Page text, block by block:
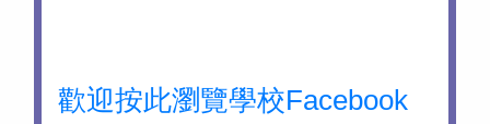
歡迎按此瀏覽學校Facebook